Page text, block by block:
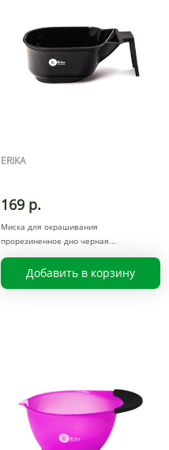
ERIKA
169 р.
Миска для окрашивания
прорезиненное дно черная
Добавить в корзину